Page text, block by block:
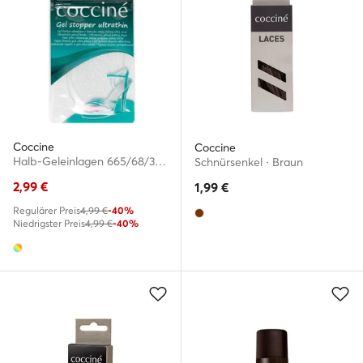
Coccine
Halb-Geleinlagen 665/68/3ABF Bunt
2,99 €
Regulärer Preis4,99 €-40%
Niedrigster Preis4,99 €-40%
Coccine
Schnürsenkel · Braun
1,99 €